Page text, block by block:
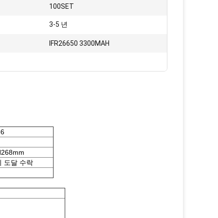
100SET
3-5 년
IFR26650 3300MAH
도달 수락